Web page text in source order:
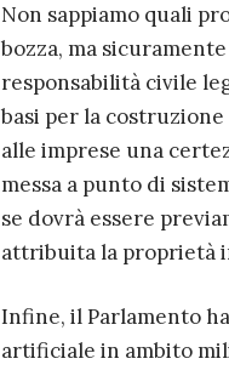
Non sappiamo quali
bozza, ma
responsabilità civile
basi per la
alle imprese una
messa a punto di
se dovrà essere
attribuita la proprietà
Infine, il Parlamento
artificiale in ambito